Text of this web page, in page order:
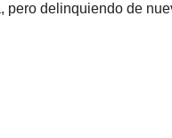
pero delinquiendo de